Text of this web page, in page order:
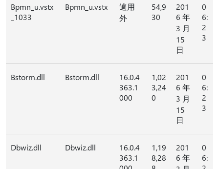
Bpmn_u.vstx
_1033
Bpmn_u.vstx
適用
外
54,9
30
201
6 年
3 月
15
日
0
6:
2
3
Bstorm.dll Bstorm.dll
16.0.4
363.1
000
1,02
3,24
0
201
6 年
3 月
15
日
0
6:
2
3
Dbwiz.dll Dbwiz.dll
16.0.4
363.1
1,19
8,28
201
6 年
0
6: